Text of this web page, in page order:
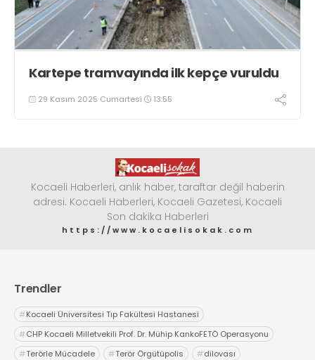
Kartepe tramvayında ilk kepçe vuruldu
29 Kasım 2025 Cumartesi 13:55
Kocaeli Haberleri, anlık haber, taraftar değil haberin
adresi. Kocaeli Haberleri, Kocaeli Gazetesi, Kocaeli
Son dakika Haberleri
https://www.kocaelisokak.com
Trendler
#Kocaeli Üniversitesi Tıp Fakültesi Hastanesi
#CHP Kocaeli Milletvekili Prof. Dr. Mühip KankoFETÖ Operasyonu
#Terörle Mücadele #Terör Örgütüpolis #dilovası